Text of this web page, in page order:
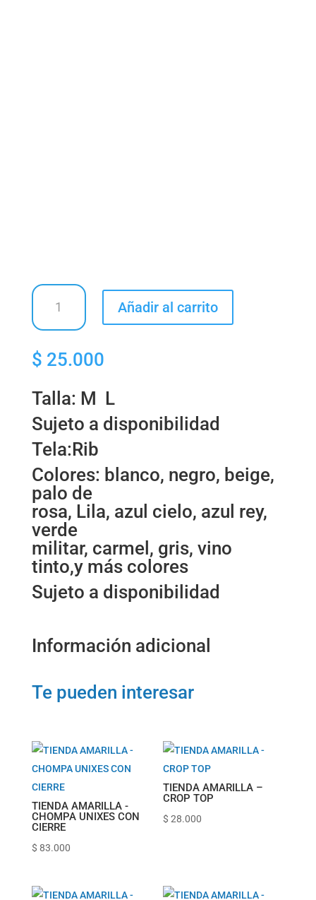
TIENDA
AMARILLA
-
EN
cantidad
Añadir al carrito
$ 25.000
Talla: M L
Sujeto a disponibilidad
Tela:Rib
Colores: blanco, negro, beige,
palo de
rosa, Lila, azul cielo, azul rey,
verde
militar, carmel, gris, vino
tinto,y más colores
Sujeto a disponibilidad
Información adicional
Te pueden interesar
TIENDA AMARILLA -
CHOMPA UNIXES CON
CIERRE
$ 83.000
TIENDA AMARILLA –
CROP TOP
$ 28.000